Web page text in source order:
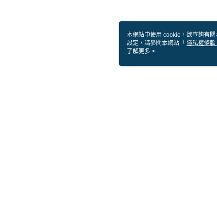
本網站中使用 cookie，欲查詢有
設定，請參閱本網站「 隱私權條款
使用 cookie。
了解更多 >